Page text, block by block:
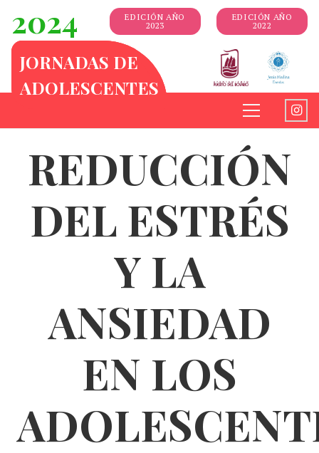
2024
EDICIÓN AÑO
2023
EDICIÓN AÑO
2022
JORNADAS DE
ADOLESCENTES
REDUCCIÓN
DEL ESTRÉS
Y LA
ANSIEDAD
EN LOS